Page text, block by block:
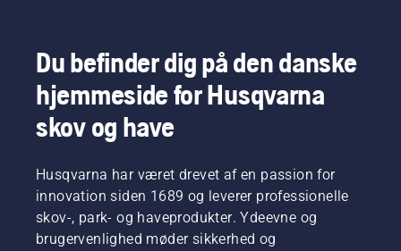
Du befinder dig på den danske
hjemmeside for Husqvarna
skov og have
Husqvarna har været drevet af en passion for
innovation siden 1689 og leverer professionelle
skov-, park- og haveprodukter. Ydeevne og
brugervenlighed møder sikkerhed og